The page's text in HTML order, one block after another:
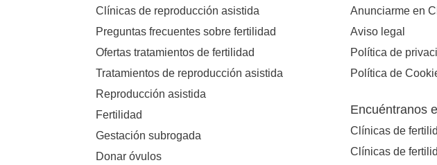
Clínicas de reproducción asistida
Preguntas frecuentes sobre fertilidad
Ofertas tratamientos de fertilidad
Tratamientos de reproducción asistida
Reproducción asistida
Fertilidad
Gestación subrogada
Donar óvulos
Anunciarme en
Aviso legal
Política de
Política de
Encuéntranos
Clínicas de
Clínicas de